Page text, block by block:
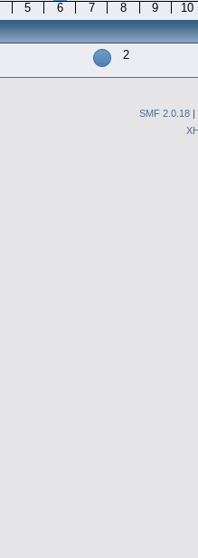
5 6 7 8 9
10
2
SMF 2.0.18 |